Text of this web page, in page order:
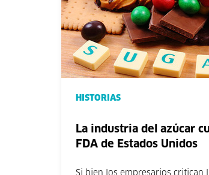
HISTORIAS
La industria del azúcar
FDA de Estados Unidos
Si bien los empresarios critican